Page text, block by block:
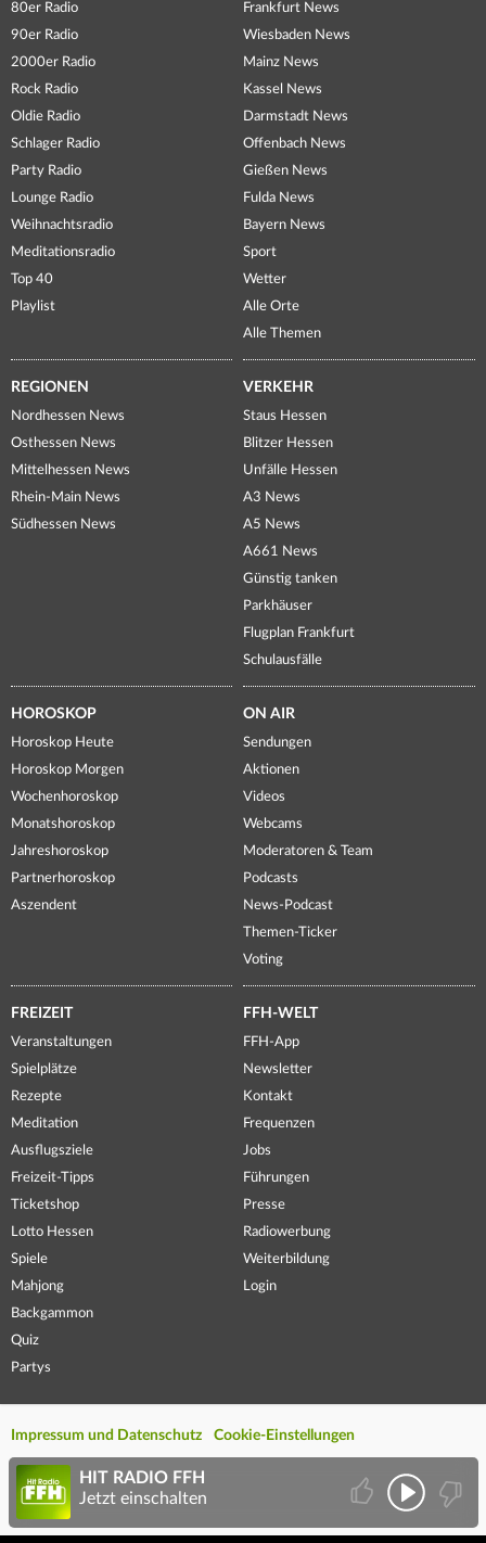
80er Radio
90er Radio
2000er Radio
Rock Radio
Oldie Radio
Schlager Radio
Party Radio
Lounge Radio
Weihnachtsradio
Meditationsradio
Top 40
Playlist
Frankfurt News
Wiesbaden News
Mainz News
Kassel News
Darmstadt News
Offenbach News
Gießen News
Fulda News
Bayern News
Sport
Wetter
Alle Orte
Alle Themen
REGIONEN
Nordhessen News
Osthessen News
Mittelhessen News
Rhein-Main News
Südhessen News
VERKEHR
Staus Hessen
Blitzer Hessen
Unfälle Hessen
A3 News
A5 News
A661 News
Günstig tanken
Parkhäuser
Flugplan Frankfurt
Schulausfälle
HOROSKOP
Horoskop Heute
Horoskop Morgen
Wochenhoroskop
Monatshoroskop
Jahreshoroskop
Partnerhoroskop
Aszendent
ON AIR
Sendungen
Aktionen
Videos
Webcams
Moderatoren & Team
Podcasts
News-Podcast
Themen-Ticker
Voting
FREIZEIT
Veranstaltungen
Spielplätze
Rezepte
Meditation
Ausflugsziele
Freizeit-Tipps
Ticketshop
Lotto Hessen
Spiele
Mahjong
Backgammon
Quiz
Partys
FFH-WELT
FFH-App
Newsletter
Kontakt
Frequenzen
Jobs
Führungen
Presse
Radiowerbung
Weiterbildung
Login
Impressum und Datenschutz Cookie-Einstellungen
HIT RADIO FFH
Jetzt einschalten